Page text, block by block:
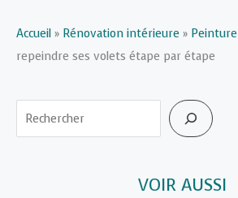
Accueil » Rénovation intérieure » Peinture
repeindre ses volets étape par étape
Rechercher
VOIR AUSSI